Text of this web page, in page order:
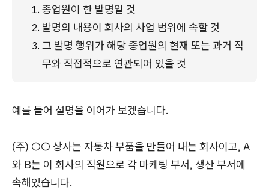
종업원이 한 발명일 것
발명의 내용이 회사의 사업 범위에 속할 것
그 발명 행위가 해당 종업원의 현재 또는 과거 직
무와 직접적으로 연관되어 있을 것
예를 들어 설명을 이어가 보겠습니다.
(주) ○○ 상사는 자동차 부품을 만들어 내는 회사이고, A
와 B는 이 회사의 직원으로 각 마케팅 부서, 생산 부서에
속해있습니다.